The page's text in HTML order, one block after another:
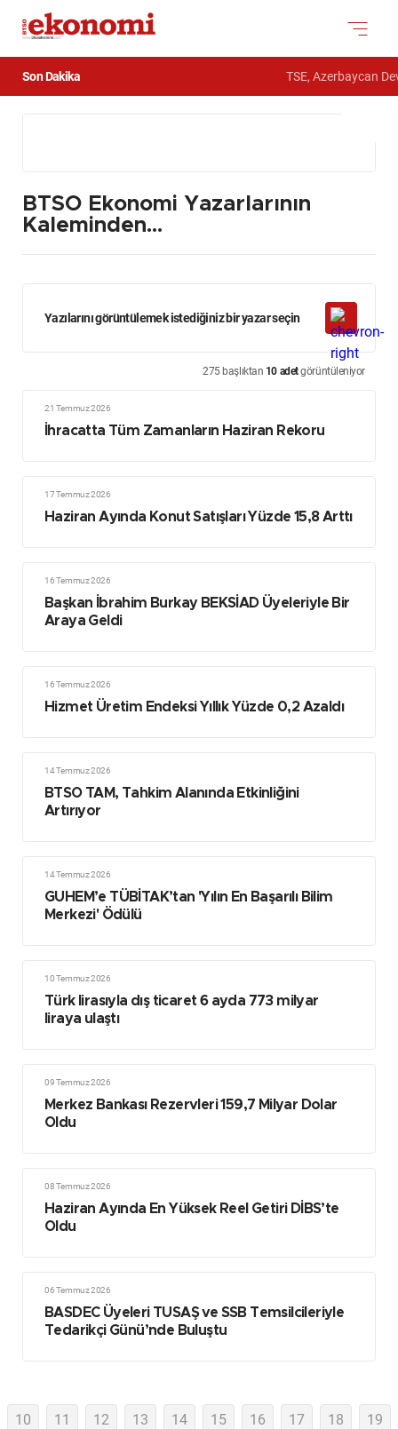
Son Dakika TSE, Azerbaycan
BTSO Ekonomi Yazarlarının
Kaleminden…
Yazılarını görüntülemek istediğiniz bir yazar seçin
275 başlıktan 10 adetgörüntüleniyor
21 Temmuz 2026
İhracatta Tüm Zamanların Haziran Rekoru
17 Temmuz 2026
Haziran Ayında Konut Satışları Yüzde 15,8 Arttı
16 Temmuz 2026
Başkan İbrahim Burkay BEKSİAD Üyeleriyle Bir
Araya Geldi
16 Temmuz 2026
Hizmet Üretim Endeksi Yıllık Yüzde 0,2 Azaldı
14 Temmuz 2026
BTSO TAM, Tahkim Alanında Etkinliğini
Artırıyor
14 Temmuz 2026
GUHEM’e TÜBİTAK’tan 'Yılın En Başarılı Bilim
Merkezi' Ödülü
10 Temmuz 2026
Türk lirasıyla dış ticaret 6 ayda 773 milyar
liraya ulaştı
09 Temmuz 2026
Merkez Bankası Rezervleri 159,7 Milyar Dolar
Oldu
08 Temmuz 2026
Haziran Ayında En Yüksek Reel Getiri DİBS’te
Oldu
06 Temmuz 2026
BASDEC Üyeleri TUSAŞ ve SSB Temsilcileriyle
Tedarikçi Günü’nde Buluştu
10 11 12 13 14 15 16 17 18 19